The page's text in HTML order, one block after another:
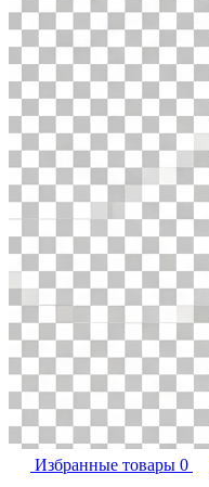
Избранные товары 0